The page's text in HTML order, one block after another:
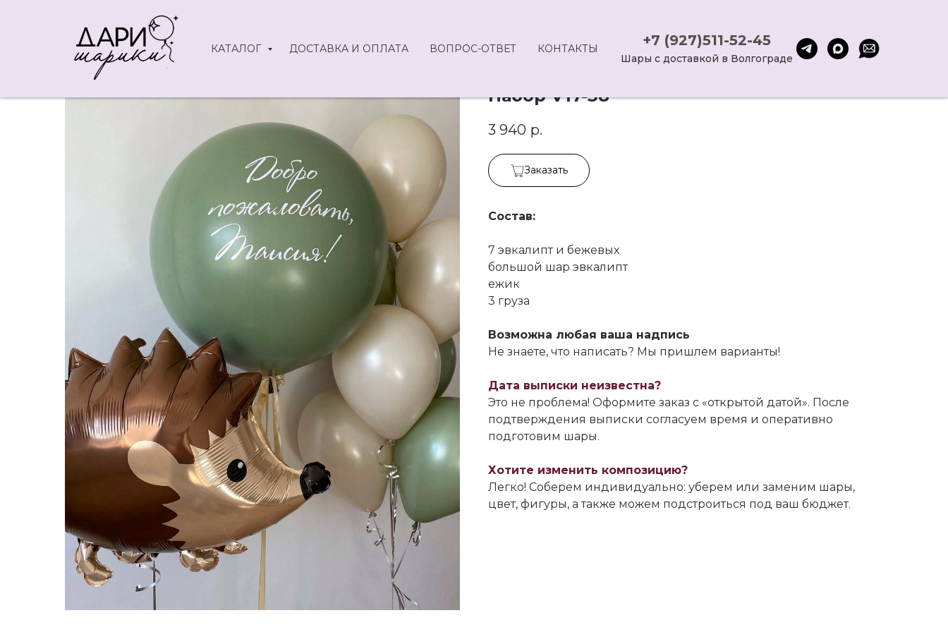
КАТАЛОГ ДОСТАВКА И ОПЛАТА ВОПРОС-ОТВЕТ КОНТАКТЫ +7 (927)511-52-45
Шары с доставкой в Волгограде
Набор V17-38
3 940 р.
Заказать
Состав:
7 эвкалипт и бежевых
большой шар эвкалипт
ежик
3 груза
Возможна любая ваша надпись
Не знаете, что написать? Мы пришлем варианты!
Дата выписки неизвестна?
Это не проблема! Оформите заказ с «открытой датой». После
подтверждения выписки согласуем время и оперативно
подготовим шары.
Хотите изменить композицию?
Легко! Соберем индивидуально: уберем или заменим шары,
цвет, фигуры, а также можем подстроиться под ваш бюджет.